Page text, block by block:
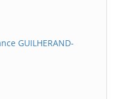
GUILHERAND-